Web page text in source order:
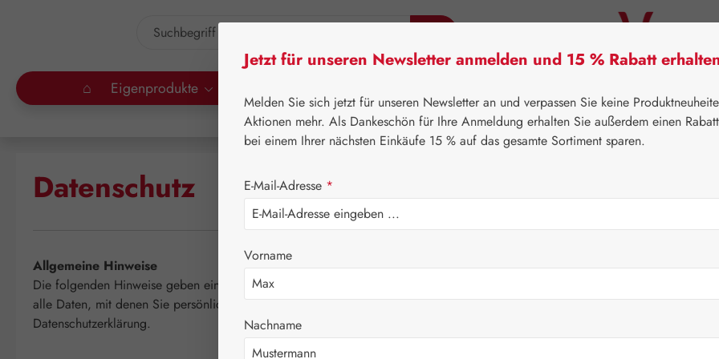
⌂ Eigenprodukte
Datenschutz
Allgemeine Hinweise
Die folgenden Hinweise geben einen einfachen Überblick darüber, was mit Ihren personenbezogenen Daten passiert, wenn
alle Daten, mit denen Sie persönlich identifiziert werden können. Ausführliche Informationen zum Thema Datenschutz
Datenschutzerklärung.
Jetzt für unseren Newsletter anmelden und 15 % Rabatt
Melden Sie sich jetzt für unseren Newsletter an und verpassen Sie keine
Aktionen mehr. Als Dankeschön für Ihre Anmeldung erhalten Sie außerdem einen
bei einem Ihrer nächsten Einkäufe 15 % auf das gesamte Sortiment sparen.
E-Mail-Adresse *
Vorname
Nachname